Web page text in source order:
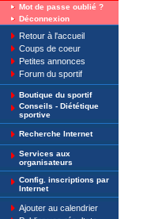
Mot de passe oublié ?
Déconnexion
Retour à l'accueil
Coups de coeur
Petites annonces
Forum du sportif
Boutique du sportif
Conseils - Diététique
sportive
Recherche Internet
Services aux
organisateurs
Config. inscriptions par
Internet
Ajouter au calendrier